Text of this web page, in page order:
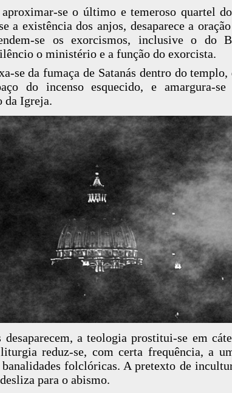
se o último e temeroso quartel
a existência dos anjos, desaparece a
se os exorcismos, inclusive o do
o ministério e a função do exorcista.
se da fumaça de Satanás dentro do templo,
do incenso esquecido, e amargura-
da Igreja.
desaparecem, a teologia prostitui-se em
reduz-se, com certa frequência, a
folclóricas. A pretexto de
para o abismo.